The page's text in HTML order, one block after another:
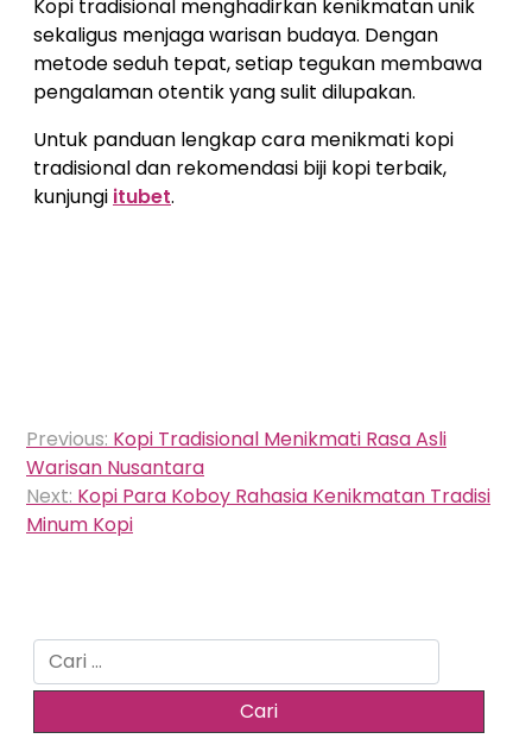
Kopi tradisional menghadirkan kenikmatan unik
sekaligus menjaga warisan budaya. Dengan
metode seduh tepat, setiap tegukan membawa
pengalaman otentik yang sulit dilupakan.
Untuk panduan lengkap cara menikmati kopi
tradisional dan rekomendasi biji kopi terbaik,
kunjungi itubet.
Navigasi
pos
Previous: Kopi Tradisional Menikmati Rasa Asli
Warisan Nusantara
Next: Kopi Para Koboy Rahasia Kenikmatan Tradisi
Minum Kopi
Cari
untuk: